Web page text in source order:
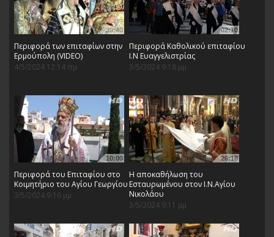
39:40
Περιφορά των επιταφίων στην
Ερμούπολη (VIDEO)
4/5/2024 12:14 πμ
02:10
Περιφορά Καθολικού επιταφίου
Ι.Ν Ευαγγελιστρίας
3/5/2024 9:18 μμ
10:00
Περιφορά του Επιταφίου στο
Κοιμητήριο του Αγίου Γεωργίου
3/5/2024 9:16 μμ
26:18
Η αποκαθήλωση του
Εσταυρωμένου στον Ι.Ν.Aγίου
Νικολάου
3/5/2024 9:11 μμ